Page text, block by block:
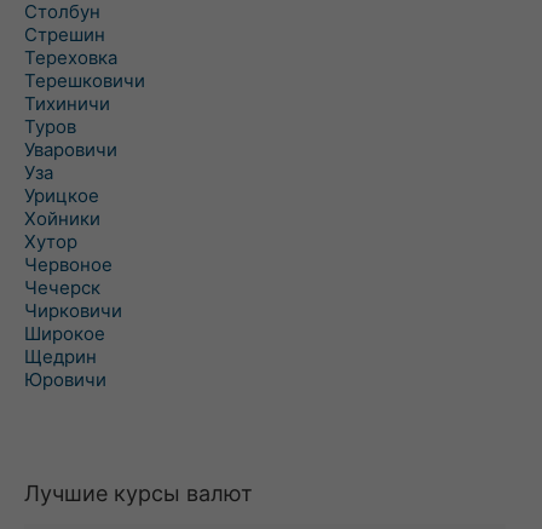
Столбун
Стрешин
Тереховка
Терешковичи
Тихиничи
Туров
Уваровичи
Уза
Урицкое
Хойники
Хутор
Червоное
Чечерск
Чирковичи
Широкое
Щедрин
Юровичи
Лучшие курсы валют